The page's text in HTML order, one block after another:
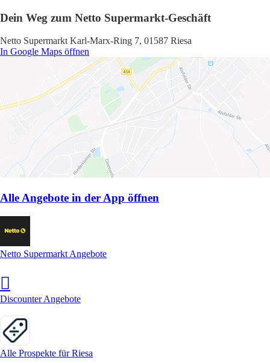
Dein Weg zum Netto Supermarkt-Geschäft
Netto Supermarkt Karl-Marx-Ring 7, 01587 Riesa
In Google Maps öffnen
Alle Angebote in der App öffnen
Netto Supermarkt Angebote
Discounter Angebote
Alle Prospekte für Riesa